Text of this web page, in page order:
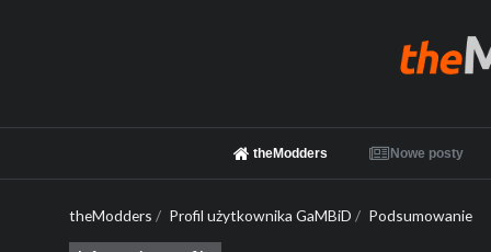
theModders Nowe posty
theModders / Profil użytkownika GaMBiD / Podsumowanie